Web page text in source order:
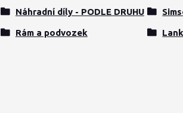
Náhradní díly - PODLE DRUHU
Rám a podvozek